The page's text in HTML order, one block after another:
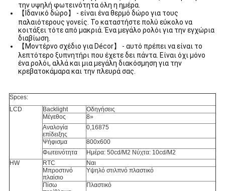
την υψηλή φωτεινότητα όλη η ημέρα.
【Ιδανικό δώρο】 - είναι ένα θερμό δώρο για τους
παλαιότερους γονείς. Το καταστήστε πολύ εύκολο να
κοιτάξει τότε από μακριά. Ένα μεγάλο ρολόι για την εγχώρια
διαβίωση.
【Μοντέρνο σχέδιο για Décor】 - αυτό πρέπει να είναι το
λεπτότερο ξυπνητήρι που έχετε δει πάντα. Είναι όχι μόνο
ένα ρολόι, αλλά και μια μεγάλη διακόσμηση για την
κρεβατοκάμαρα και την πλευρά σας.
Spces:
LCD
Backlight
Οδηγήσεις
Μέγεθος
8»
Αναλογία
επίδειξης
0,16875
Ψήφισμα
800x600
Φωτεινότητα
Ημέρα: 50cd/M2 Νύχτα: 10cd/M2
HW
RTC
Ναι
Μπροστινό
πλαίσιο
Υψηλό στιλπνό πλαστικό
Πίσω
Πλαστικό